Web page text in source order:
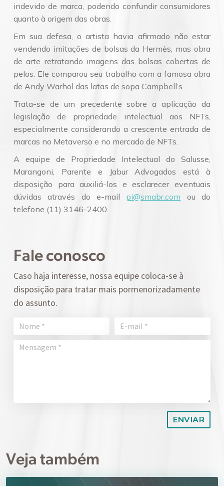
indevido de marca, podendo confundir consumidores
quanto à origem das obras.
Em sua defesa, o artista havia afirmado não estar
vendendo imitações de bolsas da Hermès, mas obra
de arte retratando imagens das bolsas cobertas de
pelos. Ele comparou seu trabalho com a famosa obra
de Andy Warhol das latas de sopa Campbell’s.
Trata-se de um precedente sobre a aplicação da
legislação de propriedade intelectual aos NFTs,
especialmente considerando a crescente entrada de
marcas no Metaverso e no mercado de NFTs.
A equipe de Propriedade Intelectual do Salusse,
Marangoni, Parente e Jabur Advogados está à
disposição para auxiliá-los e esclarecer eventuais
dúvidas através do e-mail pi@smabr.com ou do
telefone (11) 3146-2400.
Fale conosco
Caso haja interesse, nossa equipe coloca-se à
disposição para tratar mais pormenorizadamente
do assunto.
Veja também